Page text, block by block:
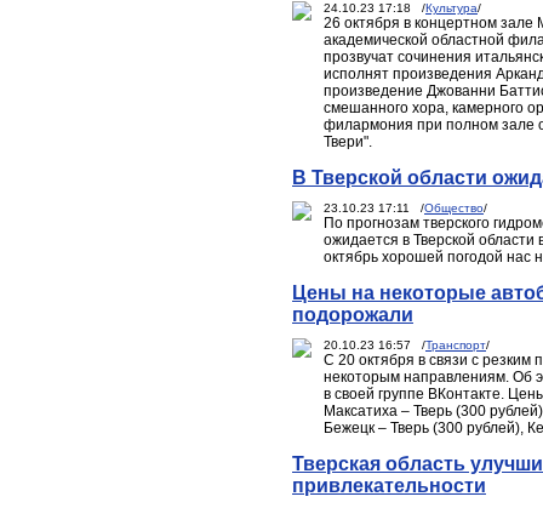
24.10.23 17:18 /Культура/
26 октября в концертном зале
академической областной
прозвучат сочинения
исполнят произведения
произведение Джованни
смешанного хора, камерного
филармония при полном зале
Твери".
В Тверской области
23.10.23 17:11 /Общество/
По прогнозам тверского
ожидается в Тверской
октябрь хорошей погодой нас
Цены на некоторые
подорожали
20.10.23 16:57 /Транспорт/
С 20 октября в связи с
некоторым направлениям. Об
в своей группе ВКонтакте.
Максатиха – Тверь (300
Бежецк – Тверь (300 рублей),
Тверская область
привлекательности